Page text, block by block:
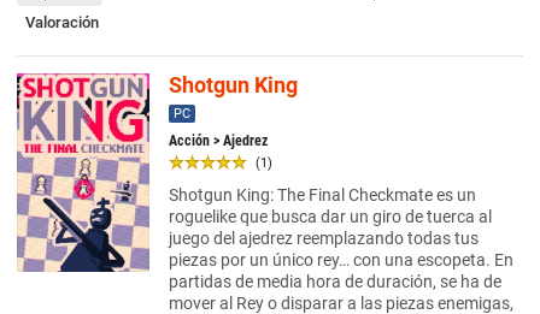
Valoración
Shotgun King
PC
Acción > Ajedrez
(1)
Shotgun King: The Final Checkmate es un
roguelike que busca dar un giro de tuerca al
juego del ajedrez reemplazando todas tus
piezas por un único rey… con una escopeta. En
partidas de media hora de duración, se ha de
mover al Rey o disparar a las piezas enemigas,